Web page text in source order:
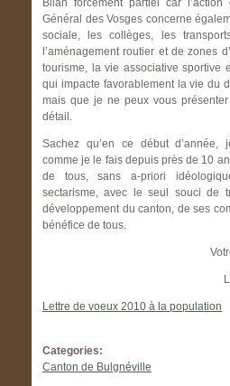
Bilan forcément partiel car l’action
Général des Vosges concerne
sociale, les collèges, les
l’aménagement routier et de zones
tourisme, la vie associative sportive
qui impacte favorablement la vie du
mais que je ne peux vous
détail.
Sachez qu’en ce début d’année,
comme je le fais depuis près de 10
de tous, sans a-priori
sectarisme, avec le seul souci de
développement du canton, de ses
bénéfice de tous.
Lettre de voeux 2010 à la population
Categories:
Canton de Bulgnéville